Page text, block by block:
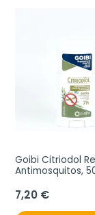
Goibi Citriodol
Antimosquitos,
7,20 €